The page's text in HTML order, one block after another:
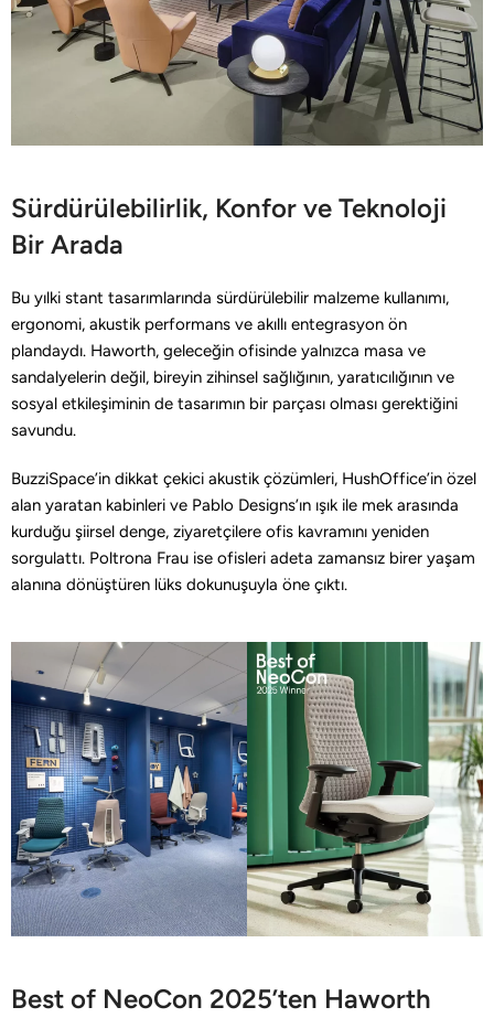
Sürdürülebilirlik, Konfor ve Teknoloji
Bir Arada
Bu yılki stant tasarımlarında sürdürülebilir malzeme kullanımı,
ergonomi, akustik performans ve akıllı entegrasyon ön
plandaydı. Haworth, geleceğin ofisinde yalnızca masa ve
sandalyelerin değil, bireyin zihinsel sağlığının, yaratıcılığının ve
sosyal etkileşiminin de tasarımın bir parçası olması gerektiğini
savundu.
BuzziSpace’in dikkat çekici akustik çözümleri, HushOffice’in özel
alan yaratan kabinleri ve Pablo Designs’ın ışık ile mek arasında
kurduğu şiirsel denge, ziyaretçilere ofis kavramını yeniden
sorgulattı. Poltrona Frau ise ofisleri adeta zamansız birer yaşam
alanına dönüştüren lüks dokunuşuyla öne çıktı.
Best of NeoCon 2025’ten Haworth